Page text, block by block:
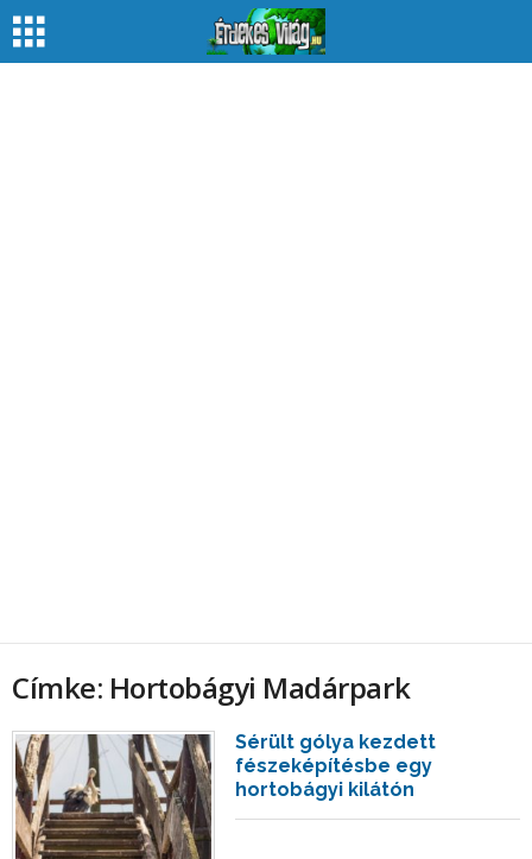
Címke: Hortobágyi Madárpark
Sérült gólya kezdett
fészeképítésbe egy
hortobágyi kilátón